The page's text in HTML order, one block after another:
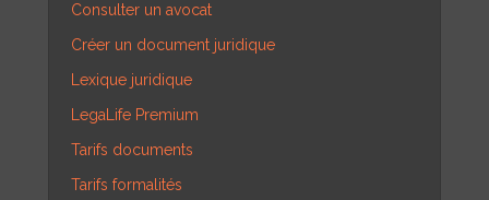
Consulter un avocat
Créer un document juridique
Lexique juridique
LegaLife Premium
Tarifs documents
Tarifs formalités